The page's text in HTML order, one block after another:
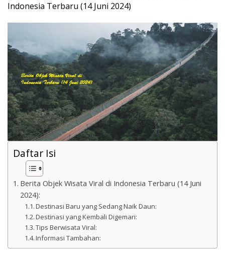
n
g
k
a
p
Indonesia Terbaru (14 Juni 2024)
Daftar Isi
Berita Objek Wisata Viral di Indonesia Terbaru (14 Juni
2024):
Destinasi Baru yang Sedang Naik Daun:
Destinasi yang Kembali Digemari:
Tips Berwisata Viral:
Informasi Tambahan: